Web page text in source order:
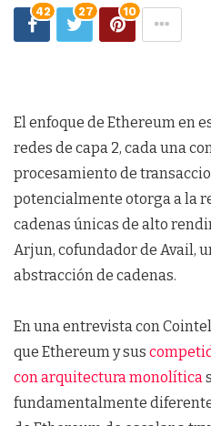
42 27 10
El enfoque de Ethereum en
redes de capa 2, cada una
procesamiento de
potencialmente otorga a la
cadenas únicas de alto
Arjun, cofundador de Avail,
abstracción de cadenas.
En una entrevista con
que Ethereum y sus
con arquitectura monolítica
fundamentalmente